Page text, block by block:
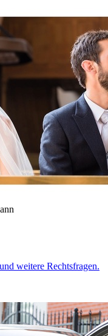
weitere Rechtsfragen.